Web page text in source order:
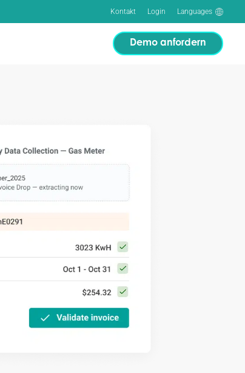
Kontakt Login Languages
Demo anfordern